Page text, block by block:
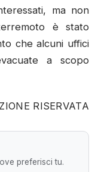
ma non
è stato
che alcuni uffici
a scopo
RISERVATA
preferisci tu.